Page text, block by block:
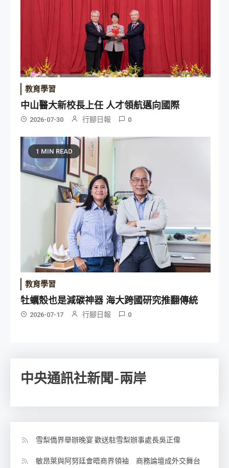
教育學習
中山醫大新校長上任 人才領航邁向國際
2026-07-30 行腳日報 0
1 MIN READ
教育學習
牡蠣殼也是減碳神器 海大跨國研究推翻傳統
2026-07-17 行腳日報 0
中央通訊社新聞-兩岸
雪梨僑界舉辦晚宴 歡送駐雪梨辦事處長吳正偉
敏昂萊與阿努廷會晤商界領袖 商務論壇成外交舞台